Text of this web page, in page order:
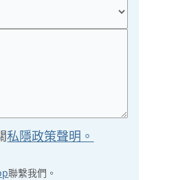
私隱政策聲明。
聯繫我們。